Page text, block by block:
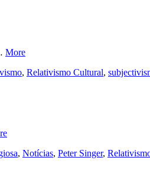
More
, Relativismo Cultural,
, Notícias, Peter Singer,